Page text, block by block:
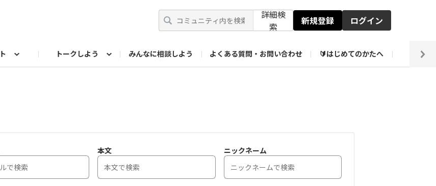
詳細検
索
新規登録 ログイン
トークしよう みんなに相談しよう よくある質問・お問い合わせ 🔰はじめてのかたへ 編集
本文 ニックネーム